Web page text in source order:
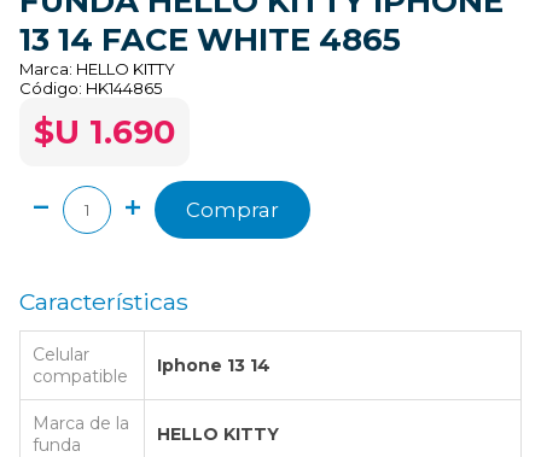
13 14 FACE WHITE 4865
Marca: HELLO KITTY
Código: HK144865
$U 1.690
Comprar
Características
Celular
compatible
Iphone 13 14
Marca de la
funda
HELLO KITTY